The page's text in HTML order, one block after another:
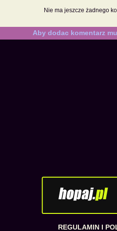
Nie ma jeszcze żadnego
Aby dodac komentarz
REGULAMIN I